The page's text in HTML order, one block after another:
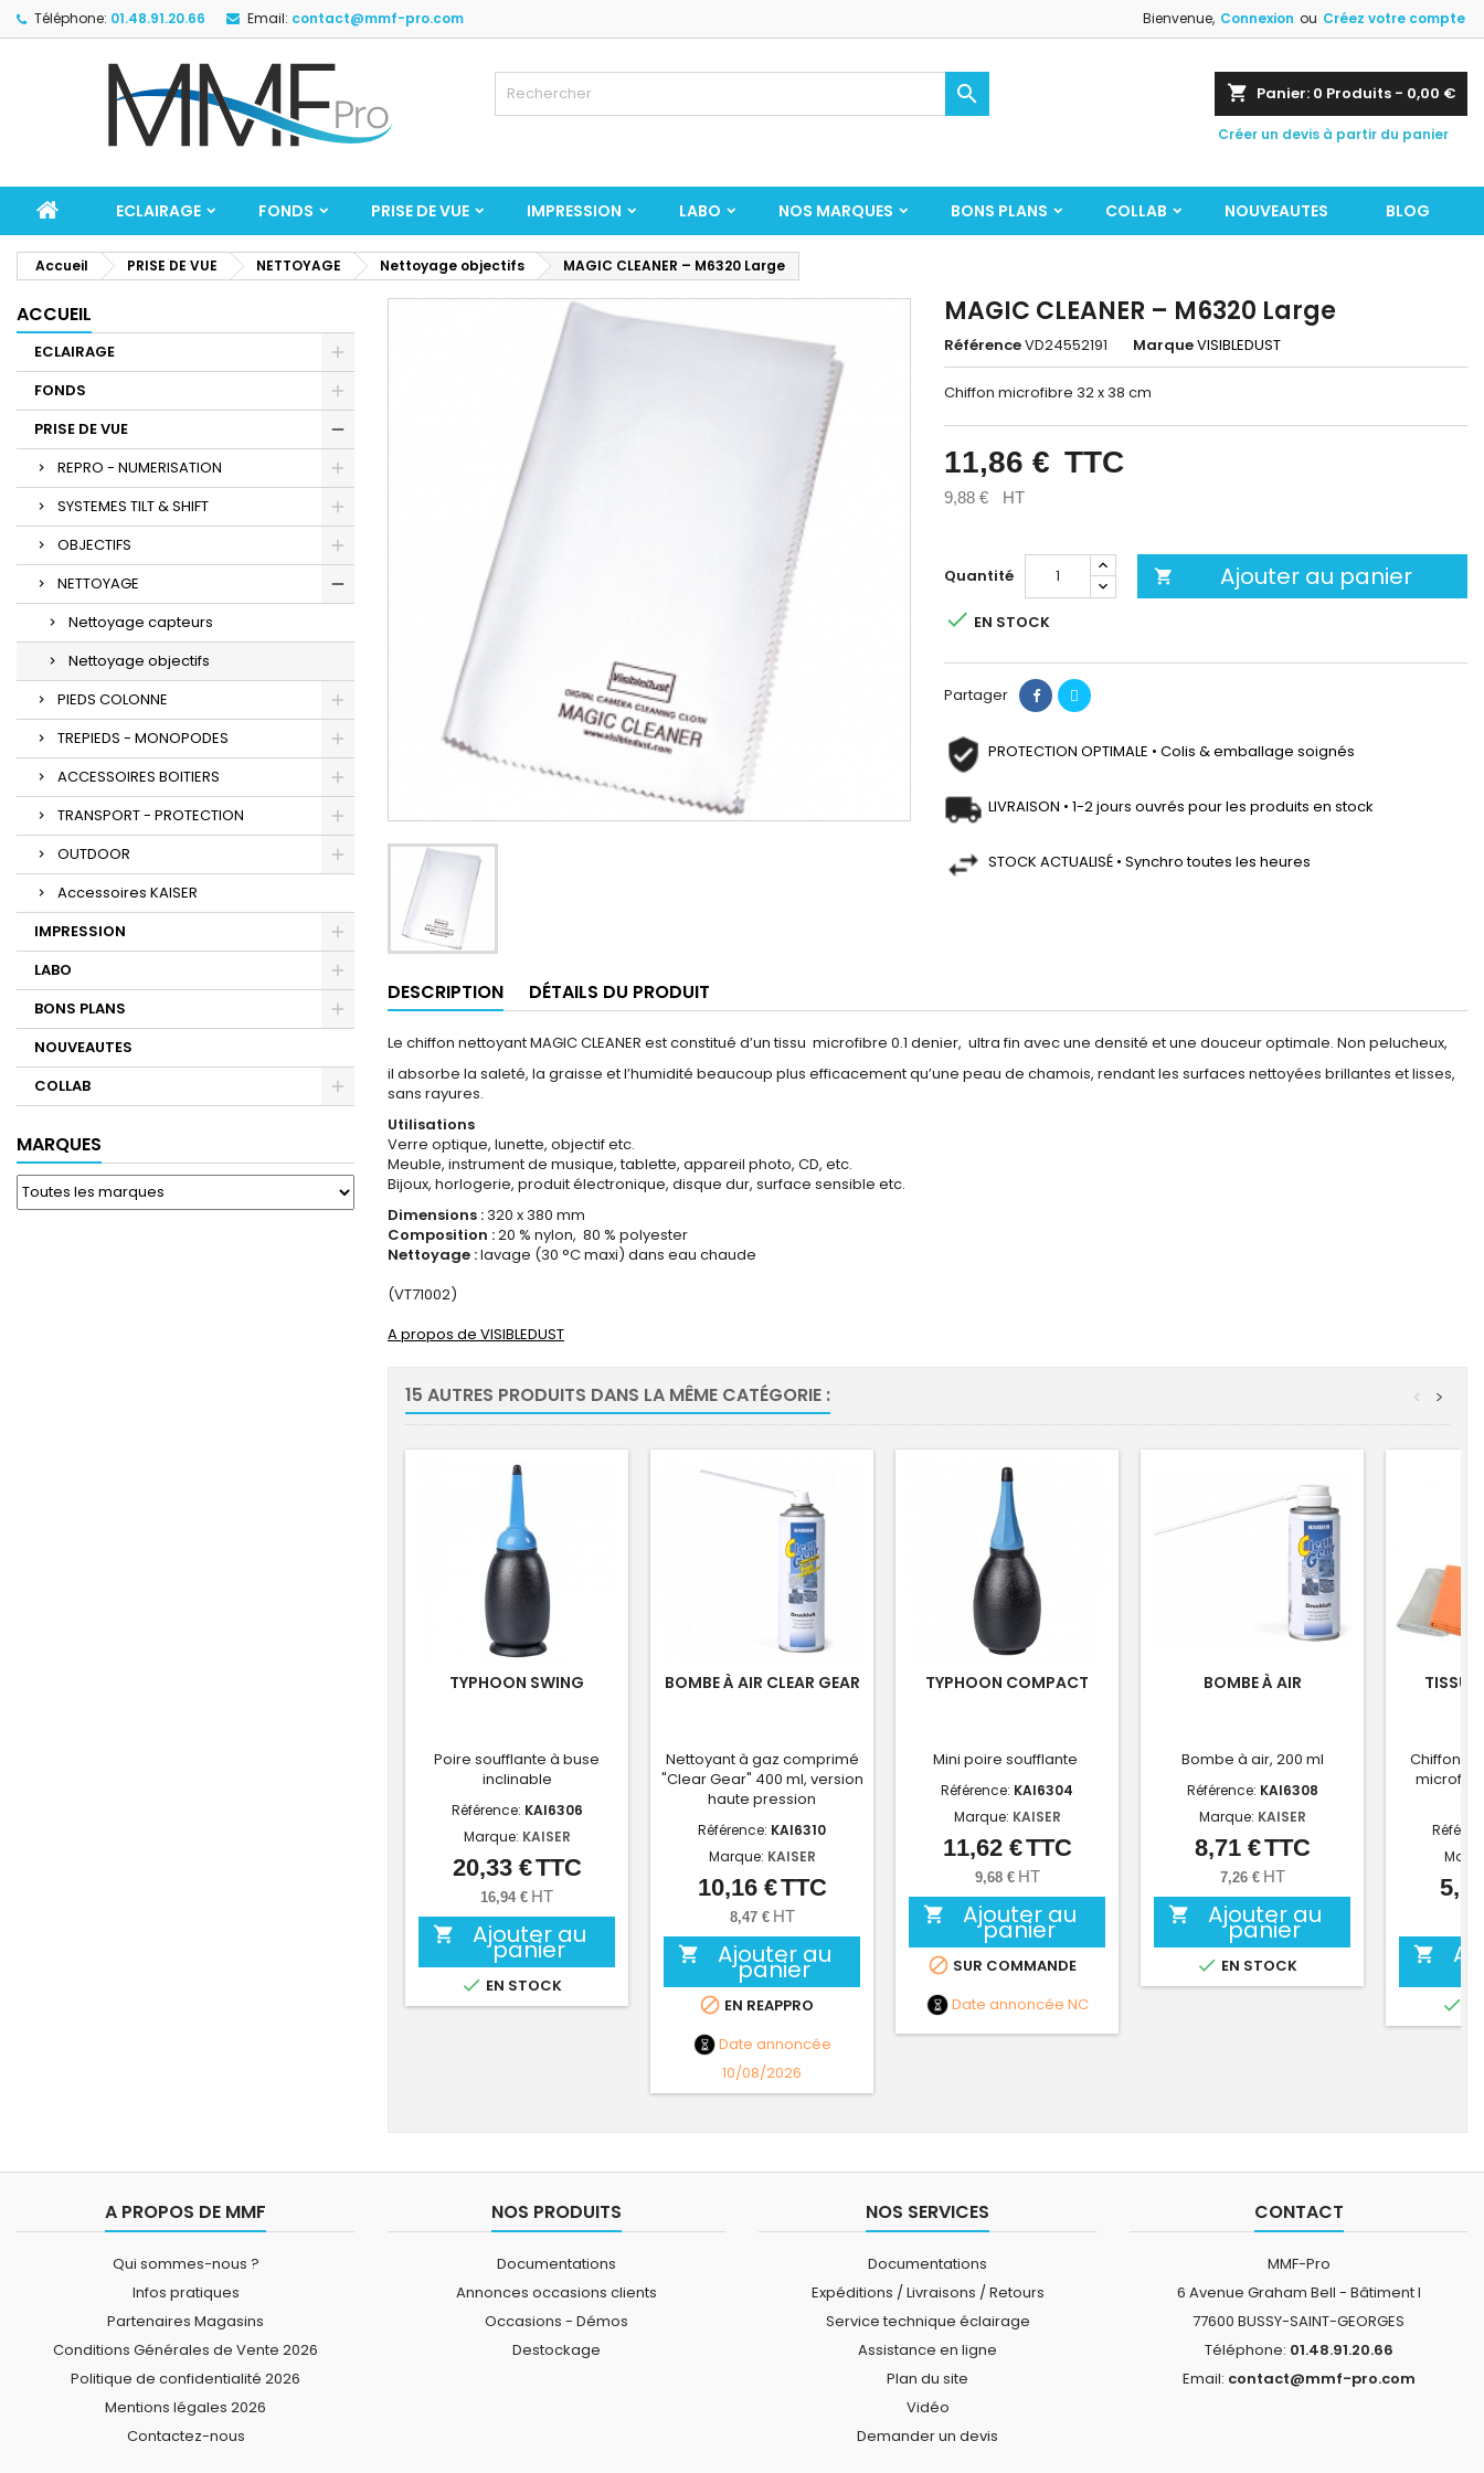
Téléphone: 01.48.91.20.66 Email: contact@mmf-pro.com Bienvenue, Connexion ou Créez votre compte
shopping_cart Panier: 0 Produits - 0,00 €
Créer un devis à partir du panier

ECLAIRAGE FONDS PRISE DE VUE IMPRESSION LABO NOS MARQUES BONS PLANS COLLAB NOUVEAUTES BLOG
Accueil PRISE DE VUE NETTOYAGE Nettoyage objectifs MAGIC CLEANER – M6320 Large
ACCUEIL
ECLAIRAGE
FONDS
PRISE DE VUE
REPRO - NUMERISATION
SYSTEMES TILT & SHIFT
OBJECTIFS
NETTOYAGE
Nettoyage capteurs
Nettoyage objectifs
PIEDS COLONNE
TREPIEDS - MONOPODES
ACCESSOIRES BOITIERS
TRANSPORT - PROTECTION
OUTDOOR
Accessoires KAISER
IMPRESSION
LABO
BONS PLANS
NOUVEAUTES
COLLAB
MARQUES
MAGIC CLEANER – M6320 Large
RéférenceVD24552191 MarqueVISIBLEDUST
Chiffon microfibre 32 x 38 cm
11,86 € TTC
9,88 € HT
Quantité  Ajouter au panier
 EN STOCK
Partager
PROTECTION OPTIMALE • Colis & emballage soignés
LIVRAISON • 1-2 jours ouvrés pour les produits en stock
STOCK ACTUALISÉ • Synchro toutes les heures
DESCRIPTION DÉTAILS DU PRODUIT
Le chiffon nettoyant MAGIC CLEANER est constitué d’un tissu microfibre 0.1 denier, ultra fin avec une densité et une douceur optimale. Non pelucheux,
il absorbe la saleté, la graisse et l’humidité beaucoup plus efficacement qu’une peau de chamois, rendant les surfaces nettoyées brillantes et lisses,
sans rayures.
Utilisations
Verre optique, lunette, objectif etc.
Meuble, instrument de musique, tablette, appareil photo, CD, etc.
Bijoux, horlogerie, produit électronique, disque dur, surface sensible etc.
Dimensions :320 x 380 mm
Composition :20 % nylon, 80 % polyester
Nettoyage :lavage (30 °C maxi) dans eau chaude
(VT71002)
A propos de VISIBLEDUST
15 AUTRES PRODUITS DANS LA MÊME CATÉGORIE : >
<
TYPHOON SWING
Poire soufflante à buse
inclinable
Référence: KAI6306
Marque: KAISER
Prix
20,33 €TTC
16,94 € HT
 Ajouter au
panier
 EN STOCK
BOMBE À AIR CLEAR GEAR
Nettoyant à gaz comprimé
"Clear Gear" 400 ml, version
haute pression
Référence: KAI6310
Marque: KAISER
Prix
10,16 €TTC
8,47 € HT
 Ajouter au
panier
 EN REAPPRO
Date annoncée
10/08/2026
TYPHOON COMPACT
Mini poire soufflante
Référence: KAI6304
Marque: KAISER
Prix
11,62 €TTC
9,68 € HT
 Ajouter au
panier
 SUR COMMANDE
Date annoncée NC
BOMBE À AIR
Bombe à air, 200 ml
Référence: KAI6308
Marque: KAISER
Prix
8,71 €TTC
7,26 € HT
 Ajouter au
panier
 EN STOCK
TISSU
Chiffon


A PROPOS DE MMF
Qui sommes-nous ?
Infos pratiques
Partenaires Magasins
Conditions Générales de Vente 2026
Politique de confidentialité 2026
Mentions légales 2026
Contactez-nous
NOS PRODUITS
Documentations
Annonces occasions clients
Occasions - Démos
Destockage
NOS SERVICES
Documentations
Expéditions / Livraisons / Retours
Service technique éclairage
Assistance en ligne
Plan du site
Vidéo
Demander un devis
CONTACT
MMF-Pro
6 Avenue Graham Bell - Bâtiment I
77600 BUSSY-SAINT-GEORGES
Téléphone: 01.48.91.20.66
Email: contact@mmf-pro.com